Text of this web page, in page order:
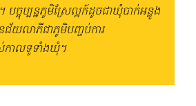
ច្ចុប្បន្នភូមិស្រែល្អក៍ដូចជាឃុំបាក់អន្លូង
យលាភីជាភូមិបញ្ចប់ការ
កាលទូទាំងឃុំ។